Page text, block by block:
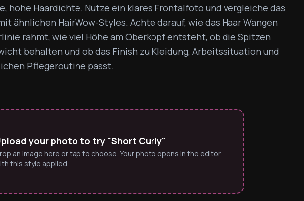
hohe Haardichte. Nutze ein klares Frontalfoto und vergleiche das
ähnlichen HairWow-Styles. Achte darauf, wie das Haar Wangen
rahmt, wie viel Höhe am Oberkopf entsteht, ob die Spitzen
behalten und ob das Finish zu Kleidung, Arbeitssituation und
Pflegeroutine passt.
your photo to try "Short Curly"
an image here or tap to choose. Your photo opens in the editor
this style applied.